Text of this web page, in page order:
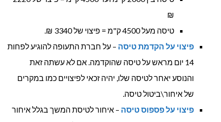
₪
טיסה מעל 4500 ק"מ = פיצוי של 3340 ₪.
פיצוי על הקדמת טיסה – על חברת התעופה להוגיע לפחות
14 יום מראש על טיסה שהוקדמה. אם לא עשתה זאת
והנוסע יאחר לטיסה שלו, יהיה זכאי לפיצויים כמו במקרים
של איחור\ביטול טיסה.
פיצוי על פספוס טיסה – איחור לטיסת המשך בגלל איחור